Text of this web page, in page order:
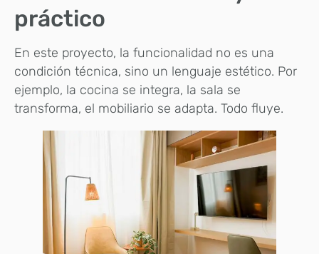
práctico
En este proyecto, la funcionalidad no es una
condición técnica, sino un lenguaje estético. Por
ejemplo, la cocina se integra, la sala se
transforma, el mobiliario se adapta. Todo fluye.